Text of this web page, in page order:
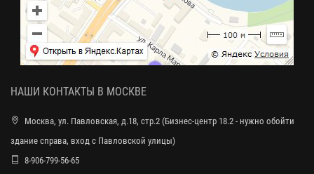
НАШИ КОНТАКТЫ В МОСКВЕ
Москва, ул. Павловская, д.18, стр.2 (Бизнес-центр 18.2 - нужно обойти
здание справа, вход с Павловской улицы)
8-906-799-56-65